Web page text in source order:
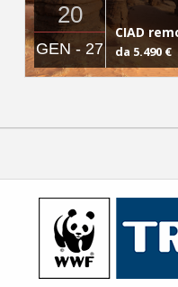
20
GEN - 27
CIAD
da 5.490 €